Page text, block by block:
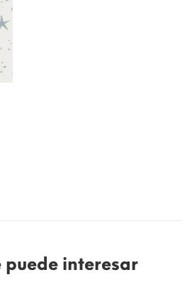
puede interesar